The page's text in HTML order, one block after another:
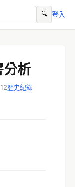
🔍 登入
析
歷史紀錄